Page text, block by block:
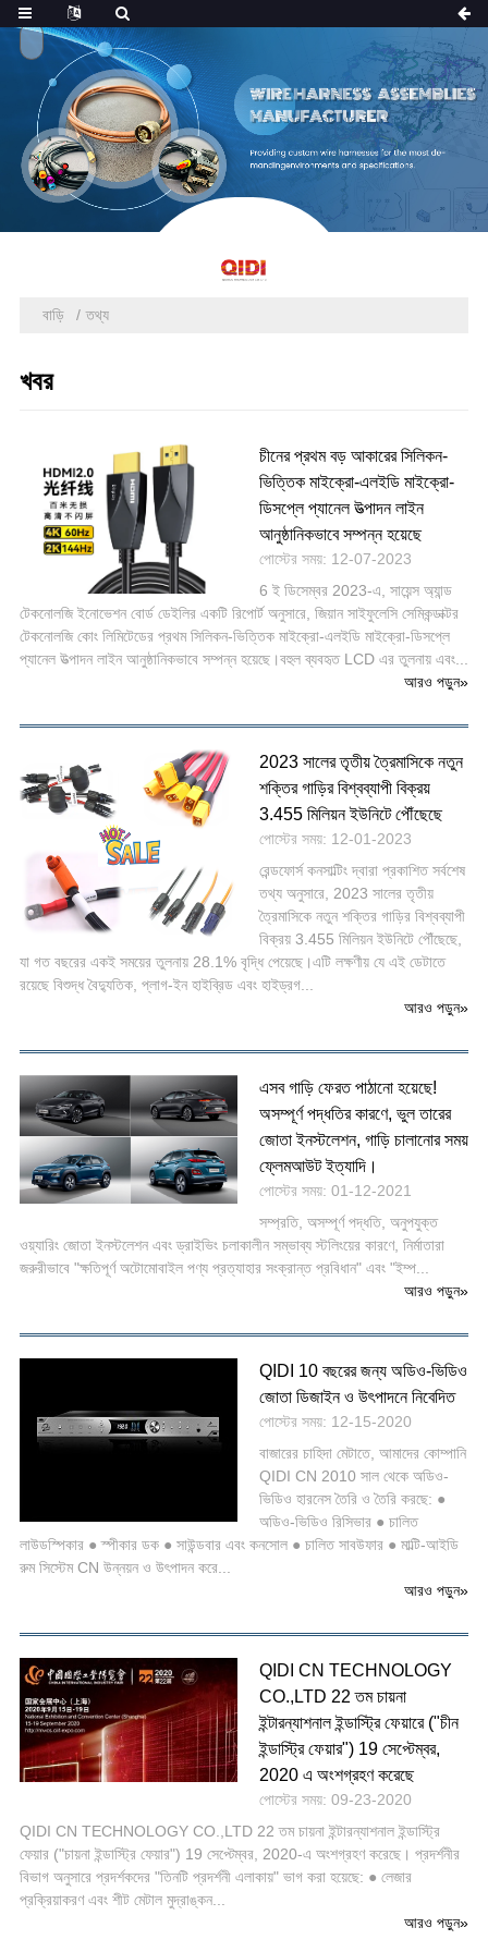
বাড়ি তথ্য
খবর
চীনের প্রথম বড় আকারের সিলিকন-
ভিত্তিক মাইক্রো-এলইডি মাইক্রো-
ডিসপ্লে প্যানেল উত্পাদন লাইন
আনুষ্ঠানিকভাবে সম্পন্ন হয়েছে
পোস্টের সময়: 12-07-2023
6 ই ডিসেম্বর 2023-এ, সায়েন্স অ্যান্ড
টেকনোলজি ইনোভেশন বোর্ড ডেইলির একটি রিপোর্ট অনুসারে, জিয়ান সাইফুলেসি সেমিকন্ডাক্টর
টেকনোলজি কোং লিমিটেডের প্রথম সিলিকন-ভিত্তিক মাইক্রো-এলইডি মাইক্রো-ডিসপ্লে
প্যানেল উত্পাদন লাইন আনুষ্ঠানিকভাবে সম্পন্ন হয়েছে।বহুল ব্যবহৃত LCD এর তুলনায় এবং...
আরও পড়ুন»
2023 সালের তৃতীয় ত্রৈমাসিকে নতুন
শক্তির গাড়ির বিশ্বব্যাপী বিক্রয়
3.455 মিলিয়ন ইউনিটে পৌঁছেছে
পোস্টের সময়: 12-01-2023
রেন্ডফোর্স কনসাল্টিং দ্বারা প্রকাশিত সর্বশেষ
তথ্য অনুসারে, 2023 সালের তৃতীয়
ত্রৈমাসিকে নতুন শক্তির গাড়ির বিশ্বব্যাপী
বিক্রয় 3.455 মিলিয়ন ইউনিটে পৌঁছেছে,
যা গত বছরের একই সময়ের তুলনায় 28.1% বৃদ্ধি পেয়েছে।এটি লক্ষণীয় যে এই ডেটাতে
রয়েছে বিশুদ্ধ বৈদ্যুতিক, প্লাগ-ইন হাইব্রিড এবং হাইড্রগ...
আরও পড়ুন»
এসব গাড়ি ফেরত পাঠানো হয়েছে!
অসম্পূর্ণ পদ্ধতির কারণে, ভুল তারের
জোতা ইনস্টলেশন, গাড়ি চালানোর সময়
ফ্লেমআউট ইত্যাদি।
পোস্টের সময়: 01-12-2021
সম্প্রতি, অসম্পূর্ণ পদ্ধতি, অনুপযুক্ত
ওয়্যারিং জোতা ইনস্টলেশন এবং ড্রাইভিং চলাকালীন সম্ভাব্য স্টলিংয়ের কারণে, নির্মাতারা
জরুরীভাবে "ক্ষতিপূর্ণ অটোমোবাইল পণ্য প্রত্যাহার সংক্রান্ত প্রবিধান" এবং "ইম্প...
আরও পড়ুন»
QIDI 10 বছরের জন্য অডিও-ভিডিও
জোতা ডিজাইন ও উৎপাদনে নিবেদিত
পোস্টের সময়: 12-15-2020
বাজারের চাহিদা মেটাতে, আমাদের কোম্পানি
QIDI CN 2010 সাল থেকে অডিও-
ভিডিও হারনেস তৈরি ও তৈরি করছে: ●
অডিও-ভিডিও রিসিভার ● চালিত
লাউডস্পিকার ● স্পীকার ডক ● সাউন্ডবার এবং কনসোল ● চালিত সাবউফার ● মাল্টি-আইডি
রুম সিস্টেম CN উন্নয়ন ও উৎপাদন করে...
আরও পড়ুন»
QIDI CN TECHNOLOGY
CO.,LTD 22 তম চায়না
ইন্টারন্যাশনাল ইন্ডাস্ট্রি ফেয়ারে ("চীন
ইন্ডাস্ট্রি ফেয়ার") 19 সেপ্টেম্বর,
2020 এ অংশগ্রহণ করেছে
পোস্টের সময়: 09-23-2020
QIDI CN TECHNOLOGY CO.,LTD 22 তম চায়না ইন্টারন্যাশনাল ইন্ডাস্ট্রি
ফেয়ার ("চায়না ইন্ডাস্ট্রি ফেয়ার") 19 সেপ্টেম্বর, 2020-এ অংশগ্রহণ করেছে। প্রদর্শনীর
বিভাগ অনুসারে প্রদর্শকদের "তিনটি প্রদর্শনী এলাকায়" ভাগ করা হয়েছে: ● লেজার
প্রক্রিয়াকরণ এবং শীট মেটাল মুদ্রাঙ্কন...
আরও পড়ুন»